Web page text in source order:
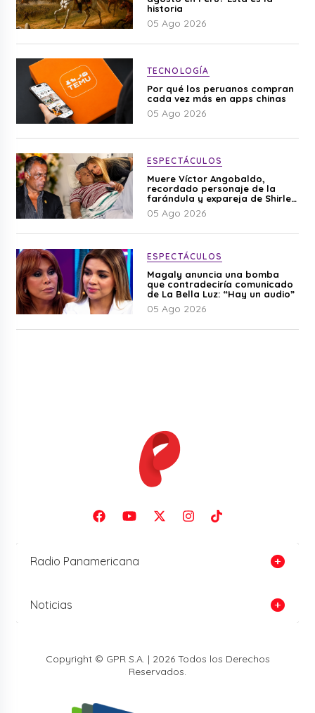
historia
05 Ago 2026
TECNOLOGÍA
Por qué los peruanos compran
cada vez más en apps chinas
05 Ago 2026
ESPECTÁCULOS
Muere Víctor Angobaldo,
recordado personaje de la
farándula y expareja de Shirley
Cherres
05 Ago 2026
ESPECTÁCULOS
Magaly anuncia una bomba
que contradeciría comunicado
de La Bella Luz: “Hay un audio”
05 Ago 2026
Radio Panamericana
Noticias
Copyright © GPR S.A. | 2026 Todos los Derechos
Reservados.